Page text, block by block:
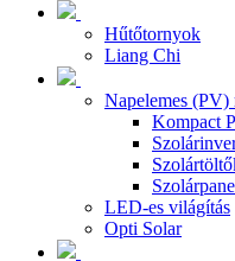
Hűtőtornyok
Liang Chi
Napelemes (PV)
Kompact
LED-es világítás
Opti Solar